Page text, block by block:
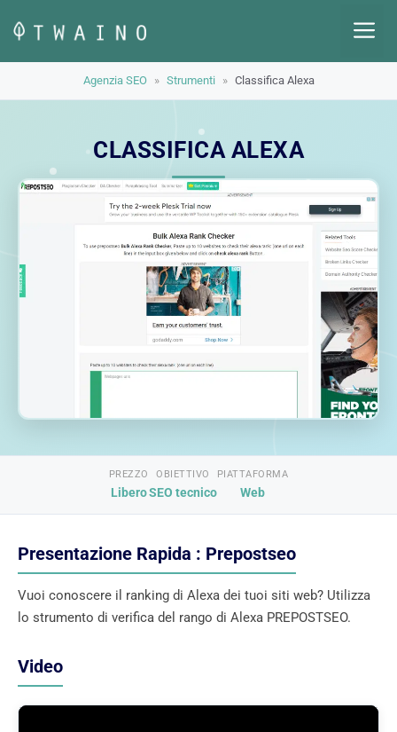
contenuto
Agenzia SEO » Strumenti » Classifica Alexa
CLASSIFICA ALEXA
PREZZO
Libero
OBIETTIVO
SEO tecnico
PIATTAFORMA
Web
Presentazione Rapida : Prepostseo
Vuoi conoscere il ranking di Alexa dei tuoi siti web? Utilizza
lo strumento di verifica del rango di Alexa PREPOSTSEO.
Video